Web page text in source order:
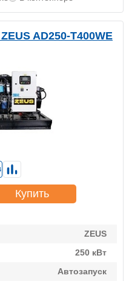
AD250-T400WE
ZEUS
250 кВт
Автозапуск
Купить